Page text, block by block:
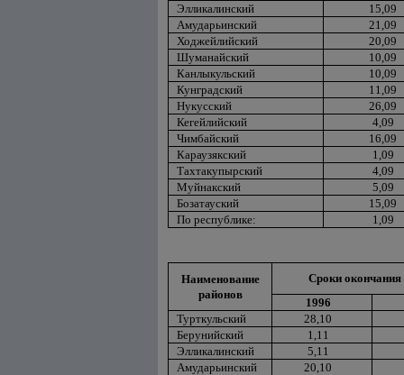
Элликалинский
15,09
Амударьинский
21,09
Ходжейлийский
20,09
Шуманайский
10,09
Канлыкульский
10,09
Кунградский
11,09
Нукусский
26,09
Кегейлийский
4,09
Чимбайский
16,09
Караузякский
1,09
Тахтакупырский
4,09
Муйнакский
5,09
Бозатауский
15,09
По республике:
1,09
Наименование
районов
Сроки окончания
1996
Турткульский
28,10
Берунийский
1,11
Элликалинский
5,11
Амударьинский
20,10